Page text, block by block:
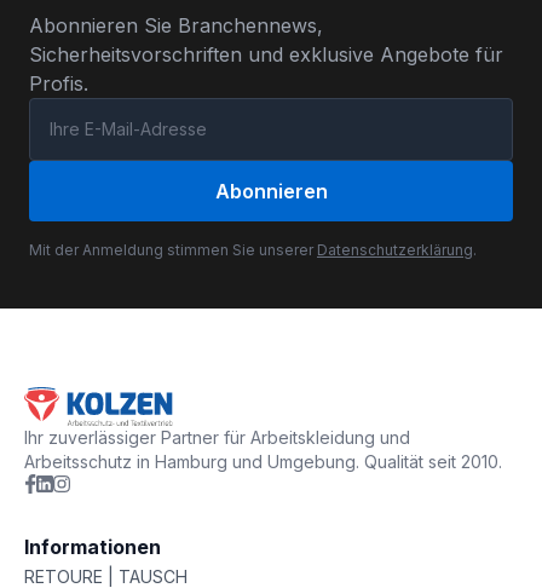
Abonnieren Sie Branchennews,
Sicherheitsvorschriften und exklusive Angebote für
Profis.
Abonnieren
Mit der Anmeldung stimmen Sie unserer Datenschutzerklärung.
Ihr zuverlässiger Partner für Arbeitskleidung und
Arbeitsschutz in Hamburg und Umgebung. Qualität seit 2010.
Informationen
RETOURE | TAUSCH